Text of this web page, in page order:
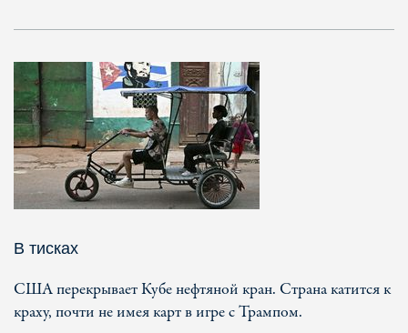
В тисках
США перекрывает Кубе нефтяной кран. Страна катится к
краху, почти не имея карт в игре с Трампом.